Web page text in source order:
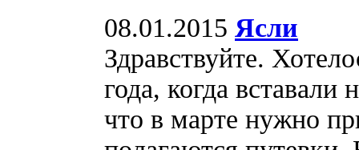
08.01.2015 Ясли
Здравствуйте.
года, когда вставали
что в марте нужно